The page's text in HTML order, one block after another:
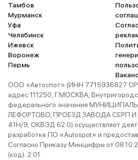
Тамбов
Мурманск
Уфа
Челябинск
Ижевск
Воронеж
Пермь
ООО «Автоспот» (ИНН 7715936827
адрес 111250, Г.МОСКВА,
федерального значения
ЛЕФОРТОВО, ПРОЕЗД ЗАВОДА СЕРП И
41Н/9, ОКВЭД 62.0) осуществляет
разработке ПО «Autospot» и
Согласно Приказу Минцифры от
(код): 2.01.